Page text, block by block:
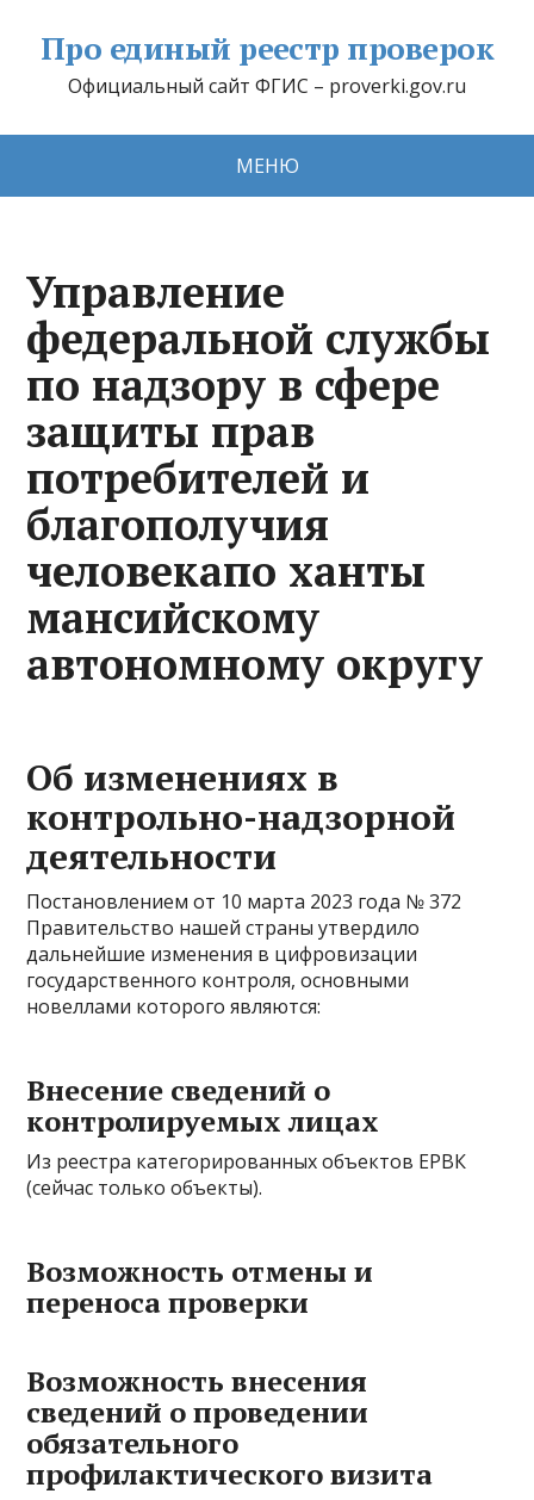
Про единый реестр проверок
Официальный сайт ФГИС – proverki.gov.ru
МЕНЮ
Управление
федеральной службы
по надзору в сфере
защиты прав
потребителей и
благополучия
человекапо ханты
мансийскому
автономному округу
Об изменениях в
контрольно-надзорной
деятельности
Постановлением от 10 марта 2023 года № 372
Правительство нашей страны утвердило
дальнейшие изменения в цифровизации
государственного контроля, основными
новеллами которого являются:
Внесение сведений о
контролируемых лицах
Из реестра категорированных объектов ЕРВК
(сейчас только объекты).
Возможность отмены и
переноса проверки
Возможность внесения
сведений о проведении
обязательного
профилактического визита